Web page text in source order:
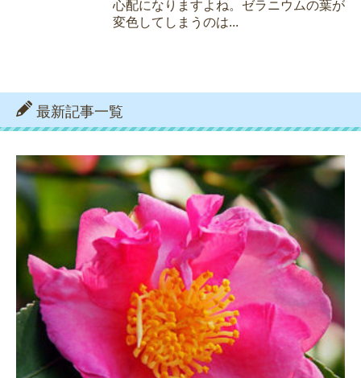
心配になりますよね。ゼラニウムの葉が
変色してしまうのは...
最新記事一覧